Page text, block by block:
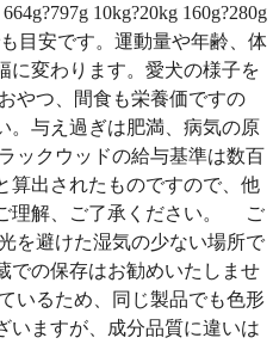
10kg?20kg 160g?280g
目安です。運動量や年齢、体
に変わります。愛犬の様子を
やつ、間食も栄養価ですの
。与え過ぎは肥満、病気の原
ックウッドの給与基準は数百
算出されたものですので、他
理解、ご了承ください。 ご
を避けた湿気の少ない場所で
での保存はお勧めいたしませ
いるため、同じ製品でも色形
いますが、成分品質に違いは